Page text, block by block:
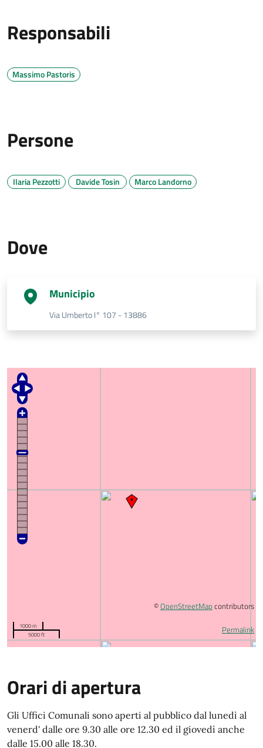
Responsabili
Massimo Pastoris
Persone
Ilaria Pezzotti Davide Tosin Marco Landorno
Dove
Municipio
Via Umberto I° 107 - 13886
1000 m
5000 ft
Permalink
©OpenStreetMap contributors
Orari di apertura
Gli Uffici Comunali sono aperti al pubblico dal lunedì al
venerd' dalle ore 9.30 alle ore 12.30 ed il giovedì anche
dalle 15.00 alle 18.30.